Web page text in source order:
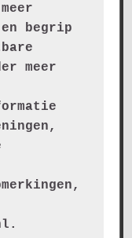
begrip
meer